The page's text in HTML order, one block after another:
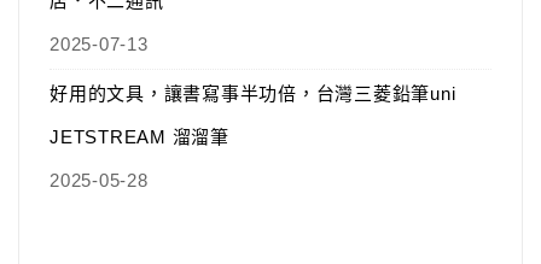
2025-07-13
好用的文具，讓書寫事半功倍，台灣三菱鉛筆uni
JETSTREAM 溜溜筆
2025-05-28